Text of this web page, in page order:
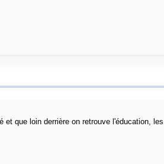
que loin derrière on retrouve l'éducation,